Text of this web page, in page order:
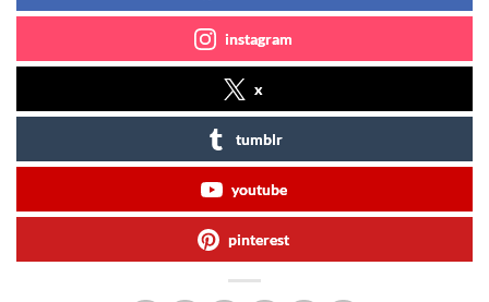
instagram
x
tumblr
youtube
pinterest